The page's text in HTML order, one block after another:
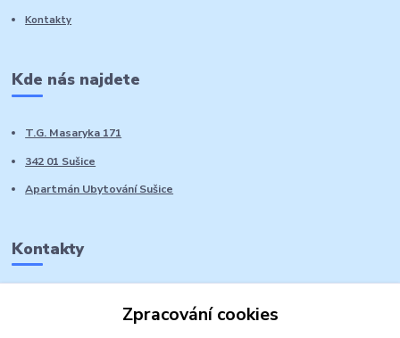
Kontakty
Kde nás najdete
T.G. Masaryka 171
342 01 Sušice
Apartmán Ubytování Sušice
Kontakty
Zpracování cookies